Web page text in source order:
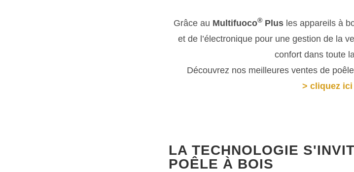
Grâce au Multifuoco®Plusles appareils à
et de l’électronique pour une gestion de la
confort dans toute
Découvrez nos meilleures ventes de
> cliquez ici
LA TECHNOLOGIE
POÊLE À BOIS